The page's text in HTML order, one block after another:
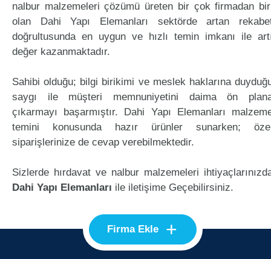
nalbur malzemeleri çözümü üreten bir çok firmadan
olan Dahi Yapı Elemanları sektörde artan
doğrultusunda en uygun ve hızlı temin imkanı ile
değer kazanmaktadır.
Sahibi olduğu; bilgi birikimi ve meslek haklarına
saygı ile müşteri memnuniyetini daima ön
çıkarmayı başarmıştır. Dahi Yapı Elemanları
temini konusunda hazır ürünler sunarken;
siparişlerinize de cevap verebilmektedir.
Sizlerde hırdavat ve nalbur malzemeleri
Dahi Yapı Elemanları ile iletişime Geçebilirsiniz.
Firma Ekle +